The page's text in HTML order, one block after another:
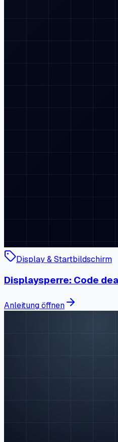
Display & Startbildschirm
Displaysperre: Code
Anleitung öffnen